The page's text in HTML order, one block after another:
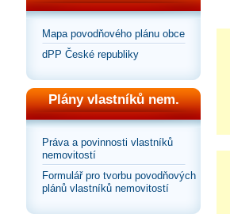
Mapa povodňového plánu obce
dPP České republiky
Plány vlastníků nem.
Práva a povinnosti vlastníků
nemovitostí
Formulář pro tvorbu povodňových
plánů vlastníků nemovitostí